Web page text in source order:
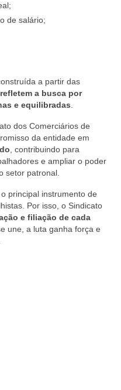
de salário;
a partir das
refletem a busca por
e equilibradas
dos Comerciários de
da entidade em
, contribuindo para
e ampliar o poder
setor patronal.
principal instrumento de
Por isso, o Sindicato
e filiação de cada
une, a luta ganha força e